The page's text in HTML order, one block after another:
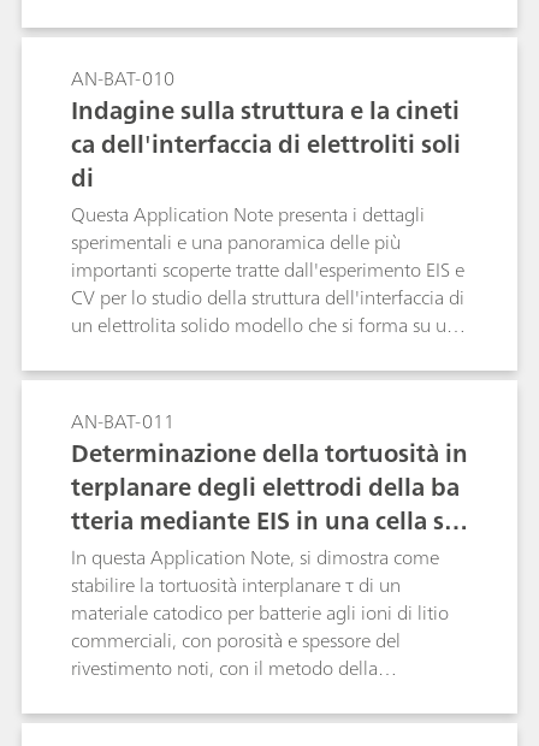
AN-BAT-010
Indagine sulla struttura e la cineti
ca dell'interfaccia di elettroliti soli
di
Questa Application Note presenta i dettagli
sperimentali e una panoramica delle più
importanti scoperte tratte dall'esperimento EIS e
CV per lo studio della struttura dell'interfaccia di
un elettrolita solido modello che si forma su un
con un elettrolita organico per batteria tipico.
AN-BAT-011
Determinazione della tortuosità in
terplanare degli elettrodi della ba
tteria mediante EIS in una cella si
mmetrica al litio-ferro-fosfato
In questa Application Note, si dimostra come
stabilire la tortuosità interplanare τ di un
materiale catodico per batterie agli ioni di litio
commerciali, con porosità e spessore del
rivestimento noti, con il metodo della